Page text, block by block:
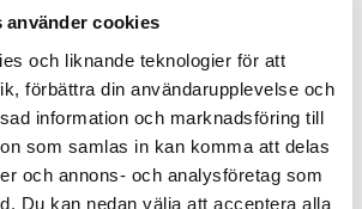
använder cookies
och liknande teknologier för att
förbättra din användarupplevelse och
information och marknadsföring till
som samlas in kan komma att delas
och annons- och analysföretag som
Du kan nedan välja att acceptera alla
Lisa Lidén (IFK Värnamo), Niclas
Brage), Magnus Sköldmark (GAIS)
(Trelleborgs FF). Bland
Richard von Yxkull
Mild (IFK Göteborg), Jacob
AIF) och Axel Granath (AIK) medan
(IK Sirius), Peter Kleve (IF